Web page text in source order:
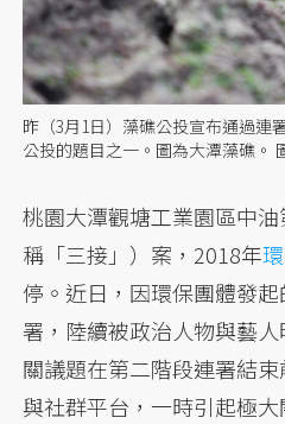
昨（3月1日）藻礁公投宣布通過連
公投的題目之一。圖為大潭藻礁。
桃園大潭觀塘工業園區中
稱「三接」）案，2018年
停。近日，因環保團體發
署，陸續被政治人物與藝
關議題在第二階段連署結
與社群平台，一時引起極大